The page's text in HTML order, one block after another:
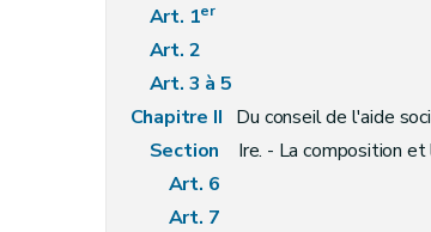
Art. 1er
Art. 2
Art. 3 à 5
Chapitre II Du conseil de l'aide
Section
Ire. - La composition
Art. 6
Art. 7